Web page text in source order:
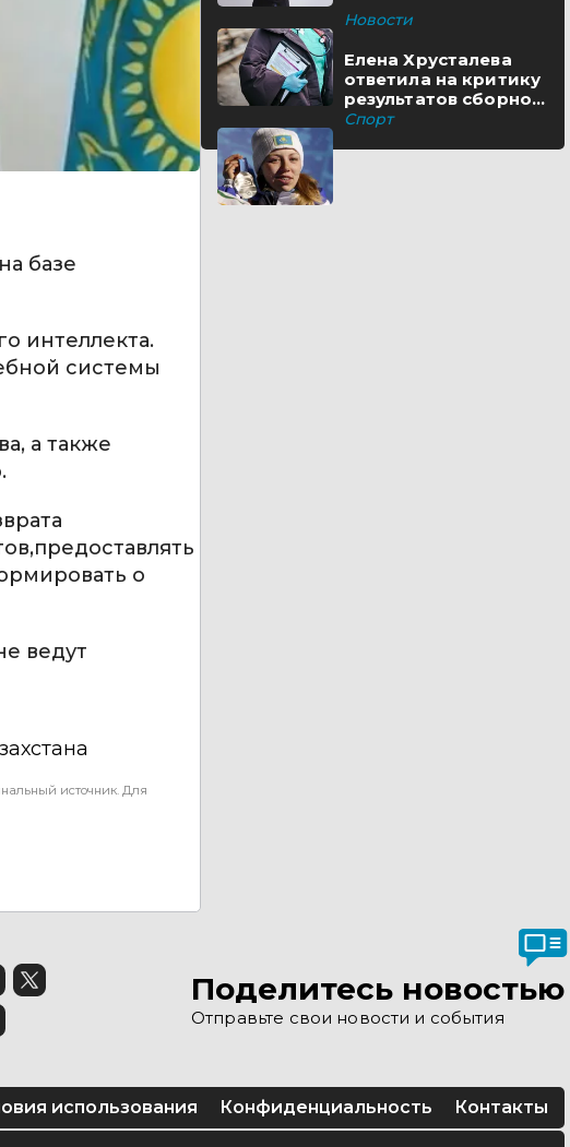
базе
интеллекта.
системы
а также
о
ведут
источник. Для
Новости
Елена Хрусталева
ответила на критику
результатов сборной
Казахстана
Спорт
Поделитесь новостью
Отправьте свои новости и события
использования Конфиденциальность Контакты